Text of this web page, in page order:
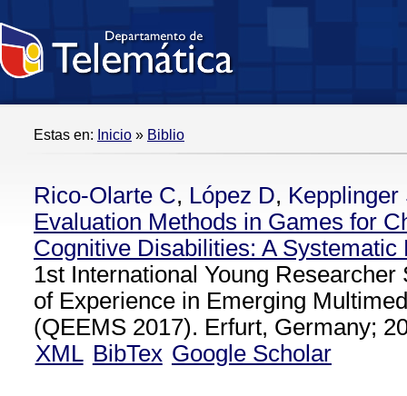
Estas en: Inicio » Biblio
Rico-Olarte C, López D, Kepplinger
Evaluation Methods in Games for
Cognitive Disabilities: A Systematic
1st International Young
of Experience in Emerging
(QEEMS 2017). Erfurt, Germany;
XML BibTex Google Scholar